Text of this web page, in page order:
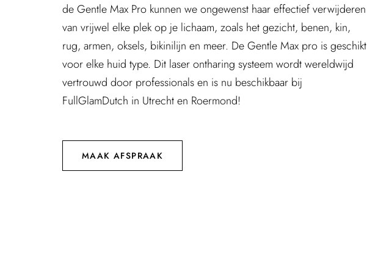
de Gentle Max Pro kunnen we ongewenst haar effectief verwijderen
van vrijwel elke plek op je lichaam, zoals het gezicht, benen, kin,
rug, armen, oksels, bikinilijn en meer. De Gentle Max pro is geschikt
voor elke huid type. Dit laser ontharing systeem wordt wereldwijd
vertrouwd door professionals en is nu beschikbaar bij
FullGlamDutch in Utrecht en Roermond!
MAAK AFSPRAAK